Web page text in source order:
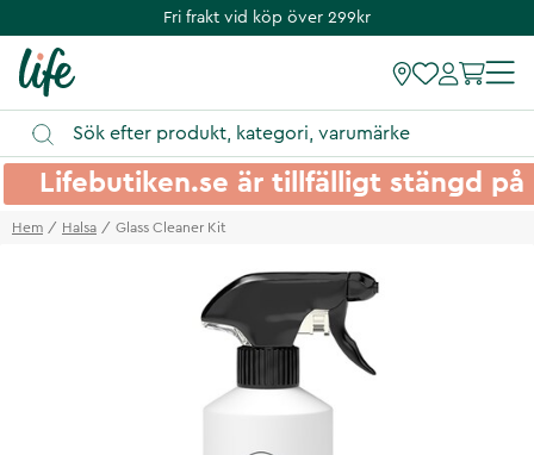
Fri frakt vid köp över 299kr
Lifebutiken.se är tillfälligt stängd
Hem Halsa Glass Cleaner Kit